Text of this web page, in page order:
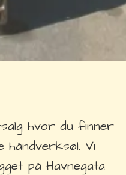
hvor du finner
Vi
på Havnegata